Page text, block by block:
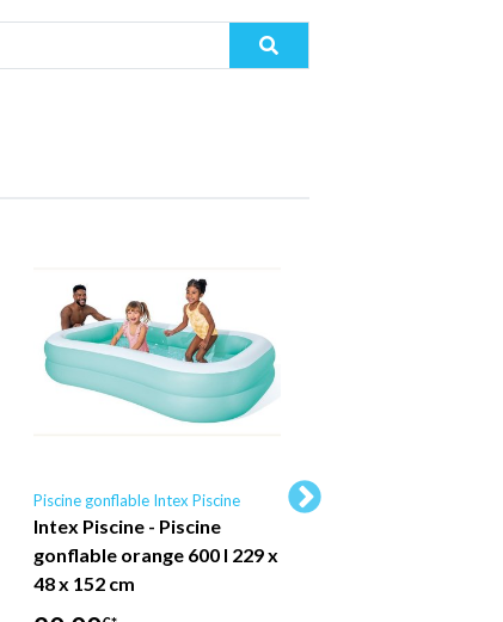
Piscine gonflable Intex Piscine
Intex Piscine - Piscine
gonflable orange 600 l 229 x
48 x 152 cm